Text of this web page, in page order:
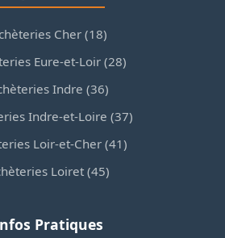
Cher (18)
Eure-et-Loir (28)
Indre (36)
Indre-et-Loire (37)
Loir-et-Cher (41)
Loiret (45)
Pratiques